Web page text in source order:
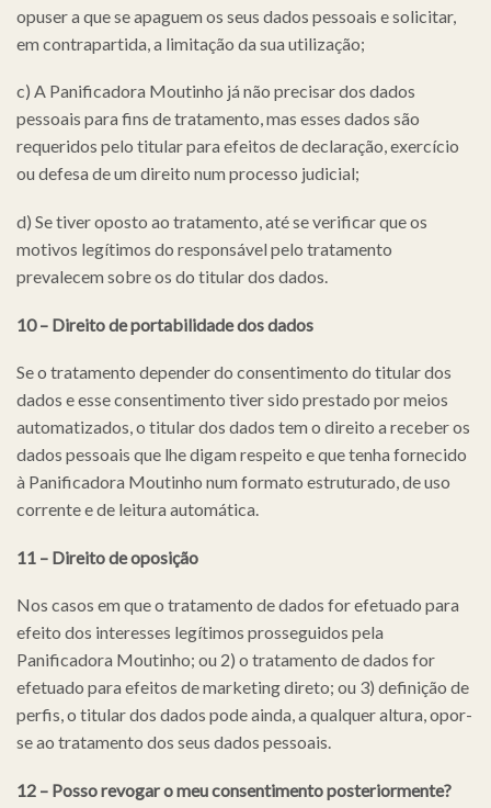
opuser a que se apaguem os seus dados pessoais e solicitar,
em contrapartida, a limitação da sua utilização;
c) A Panificadora Moutinho já não precisar dos dados
pessoais para fins de tratamento, mas esses dados são
requeridos pelo titular para efeitos de declaração, exercício
ou defesa de um direito num processo judicial;
d) Se tiver oposto ao tratamento, até se verificar que os
motivos legítimos do responsável pelo tratamento
prevalecem sobre os do titular dos dados.
10 – Direito de portabilidade dos dados
Se o tratamento depender do consentimento do titular dos
dados e esse consentimento tiver sido prestado por meios
automatizados, o titular dos dados tem o direito a receber os
dados pessoais que lhe digam respeito e que tenha fornecido
à Panificadora Moutinho num formato estruturado, de uso
corrente e de leitura automática.
11 – Direito de oposição
Nos casos em que o tratamento de dados for efetuado para
efeito dos interesses legítimos prosseguidos pela
Panificadora Moutinho; ou 2) o tratamento de dados for
efetuado para efeitos de marketing direto; ou 3) definição de
perfis, o titular dos dados pode ainda, a qualquer altura, opor-
se ao tratamento dos seus dados pessoais.
12 – Posso revogar o meu consentimento posteriormente?